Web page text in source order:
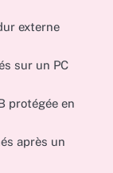
externe
sur un PC
protégée en
après un